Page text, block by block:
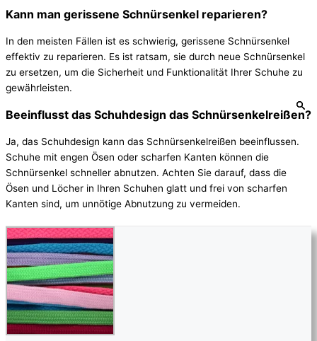
Kann man gerissene Schnürsenkel reparieren?
In den meisten Fällen ist es schwierig, gerissene Schnürsenkel
effektiv zu reparieren. Es ist ratsam, sie durch neue Schnürsenkel
zu ersetzen, um die Sicherheit und Funktionalität Ihrer Schuhe zu
gewährleisten.
Beeinflusst das Schuhdesign das Schnürsenkelreißen?
Ja, das Schuhdesign kann das Schnürsenkelreißen beeinflussen.
Schuhe mit engen Ösen oder scharfen Kanten können die
Schnürsenkel schneller abnutzen. Achten Sie darauf, dass die
Ösen und Löcher in Ihren Schuhen glatt und frei von scharfen
Kanten sind, um unnötige Abnutzung zu vermeiden.